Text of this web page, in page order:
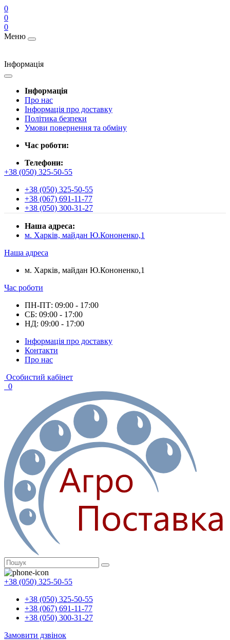
0
0
0
Меню
Інформація
Інформація
Про нас
Інформація про доставку
Політика безпеки
Умови повернення та обміну
Час роботи:
Телефони:
+38 (050) 325-50-55
+38 (050) 325-50-55
+38 (067) 691-11-77
+38 (050) 300-31-27
Наша адреса:
м. Харків, майдан Ю.Кононенко,1
Наша адреса
м. Харків, майдан Ю.Кононенко,1
Час роботи
ПН-ПТ: 09:00 - 17:00
СБ: 09:00 - 17:00
НД: 09:00 - 17:00
Інформація про доставку
Контакти
Про нас
Особистий кабінет
0
+38 (050) 325-50-55
+38 (050) 325-50-55
+38 (067) 691-11-77
+38 (050) 300-31-27
Замовити дзвінок